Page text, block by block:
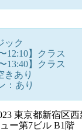
ック
12:10】クラス
13:40】クラス
きあり
：あり
東京都新宿区西
ー第7ビル B1階